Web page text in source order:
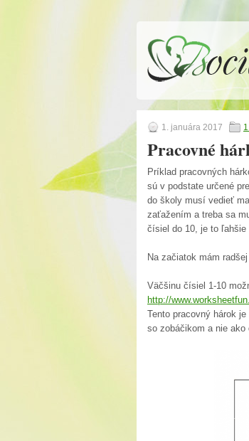
1. januára 2017
Pracovné
Príklad pracovných
sú v podstate určené
do školy musí vedieť
zaťažením a treba sa
čísiel do 10, je to ľahšie
Na začiatok mám
Väčšinu čísiel 1-10
http://
Tento pracovný hárok
so zobáčikom a nie ako